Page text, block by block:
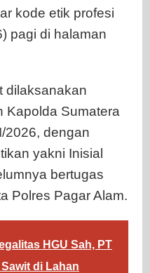
kode etik profesi
pagi di halaman
dilaksanakan
Kapolda Sumatera
2026, dengan
yakni Inisial
bertugas
Polres Pagar Alam.
HGU Sah, PT
di Lahan